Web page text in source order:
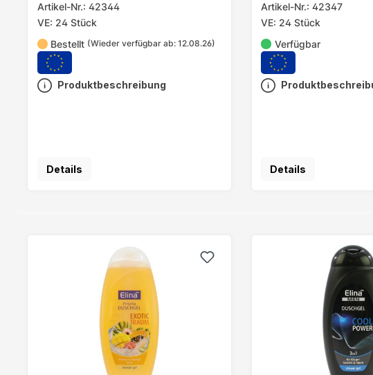
Artikel-Nr.: 42344
VE: 24 Stück
Bestellt (Wieder verfügbar ab: 12.08.26)
Produktbeschreibung
Details
Artikel-Nr.: 42347
VE: 24 Stück
Verfügbar
Details